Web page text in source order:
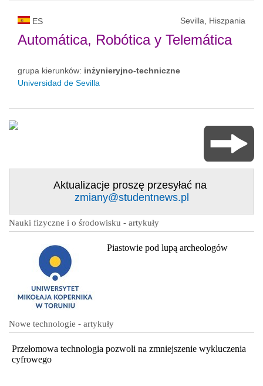
ES Sevilla, Hiszpania
Automática, Robótica y Telemática
grupa kierunków: inżynieryjno-techniczne
Universidad de Sevilla
Aktualizacje proszę przesyłać na
zmiany@studentnews.pl
Nauki fizyczne i o środowisku - artykuły
Piastowie pod lupą archeologów
Nowe technologie - artykuły
Przełomowa technologia pozwoli na zmniejszenie wykluczenia
cyfrowego